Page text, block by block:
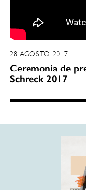
28 AGOSTO 2017
Ceremonia de
Schreck 2017